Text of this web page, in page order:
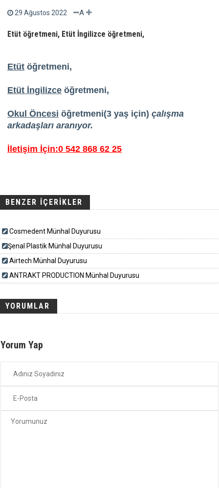
29 Ağustos 2022 A
Etüt öğretmeni, Etüt İngilizce öğretmeni,
Etüt öğretmeni,
Etüt İngilizce öğretmeni,
Okul Öncesi öğretmeni(3 yaş için) çalışma
arkadaşları aranıyor.
İletişim İçin:0 542 868 62 25
BENZER İÇERİKLER
Cosmedent Münhal Duyurusu
​​​Şenal Plastik Münhal Duyurusu
Airtech Münhal Duyurusu
ANTRAKT PRODUCTION Münhal Duyurusu
YORUMLAR
Yorum Yap